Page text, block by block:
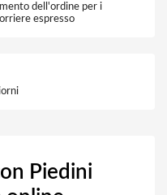
dell'ordine per i
espresso
Piedini